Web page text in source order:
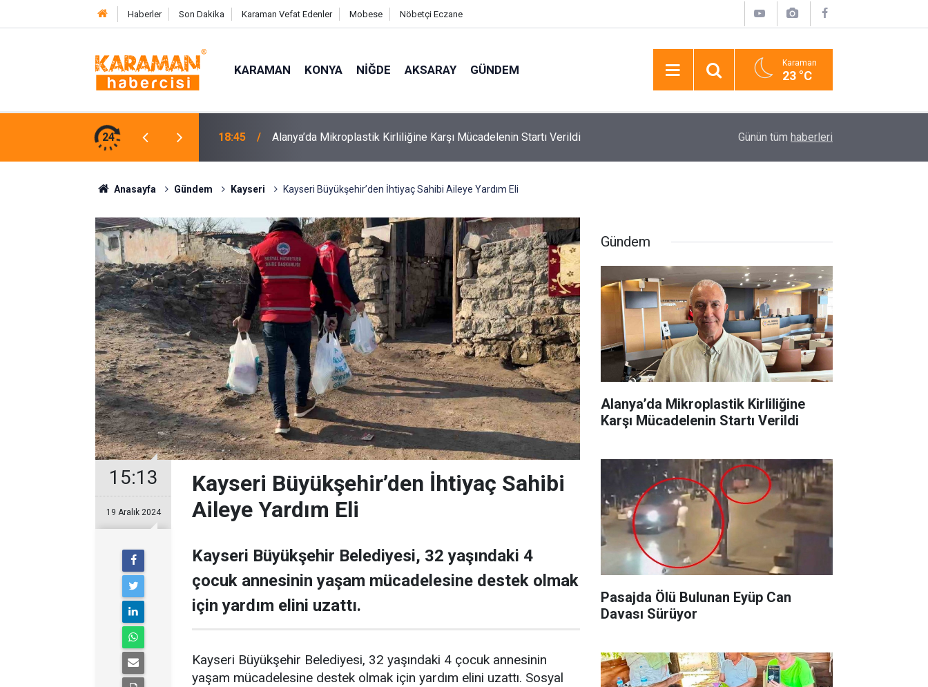
Haberler Son Dakika Karaman Vefat Edenler Mobese Nöbetçi Eczane
KARAMAN KONYA NIĞDE AKSARAY GÜNDEM Karaman
23 °C
24
Mücadelenin Startı Verildi 17:58 Pasajda Ölü Bulunan Eyüp Can Davası Sürüyor Lüks Otomobille Kar Maskeli Milyonluk Soygun
Günün tüm haberleri
Anasayfa Gündem Kayseri Kayseri Büyükşehir’den İhtiyaç Sahibi Aileye Yardım Eli
15:13
19 Aralık 2024
Kayseri Büyükşehir’den İhtiyaç Sahibi
Aileye Yardım Eli
Kayseri Büyükşehir Belediyesi, 32 yaşındaki 4
çocuk annesinin yaşam mücadelesine destek olmak
için yardım elini uzattı.
Kayseri Büyükşehir Belediyesi, 32 yaşındaki 4 çocuk annesinin
yaşam mücadelesine destek olmak için yardım elini uzattı. Sosyal
Gündem
Alanya’da Mikroplastik Kirliliğine
Karşı Mücadelenin Startı Verildi
Pasajda Ölü Bulunan Eyüp Can
Davası Sürüyor